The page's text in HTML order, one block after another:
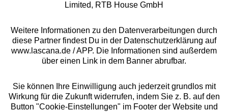
Limited, RTB House GmbH
Weitere Informationen zu den Datenverarbeitungen durch
diese Partner findest Du in der Datenschutzerklärung auf
www.lascana.de / APP. Die Informationen sind außerdem
über einen Link in dem Banner abrufbar.
Sie können Ihre Einwilligung auch jederzeit grundlos mit
Wirkung für die Zukunft widerrufen, indem Sie z. B. auf den
Button "Cookie-Einstellungen" im Footer der Website und